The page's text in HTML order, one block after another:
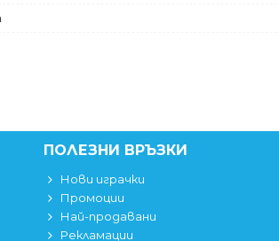
ПОЛЕЗНИ ВРЪЗКИ
Нови играчки
Промоции
Най-продавани
Рекламации